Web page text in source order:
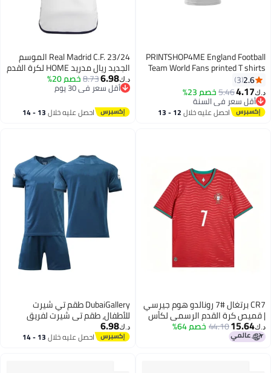
6
PRINTSHOP4ME England Football
Team World Fans printed T shirts
Supporting The Team Football
Team Jersey T shirts For Men |
Women
2.6
3
د.ك‏4.17
5.46خصم 23%
أقل سعر في السنة
أقل سعر في السنة
احصل عليه خلال 12 - 13
Real Madrid C.F. 23/24 الموسم
الجديد ريال مدريد HOME لكرة القدم
أطقم مشجعي كرة القدم جيرسي /
السراويل هدية مجموعة أحجام
د.ك‏6.98
8.73خصم 20%
أقل سعر في 30 يوم
أقل سعر في 30 يوم
احصل عليه خلال 13 - 14
CR7 برتغال #7 رونالدو هوم جيرسي
| قميص كرة القدم الرسمي لكأس
العالم - نسخة المعجبين
د.ك‏15.64
44.10خصم 64%
DubaiGallery طقم تي شيرت
للأطفال، طقم تي شيرت لفريق
بطبعة جيرسي صفراء
د.ك‏6.98
احصل عليه خلال 13 - 14